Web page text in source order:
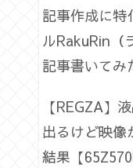
記事作成に特
ルRakuRin（
記事書いてみ
【REGZA】
出るけど映像
結果【